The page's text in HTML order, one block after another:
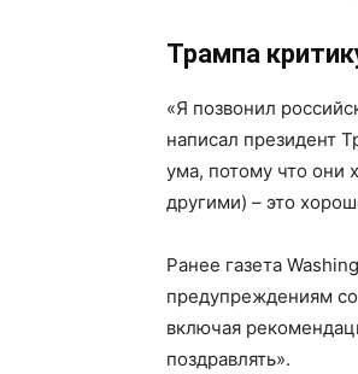
Трампа
«Я позвонил
написал президент
ума, потому что они
другими) – это
Ранее газета
предупреждениям
включая
поздравлять».